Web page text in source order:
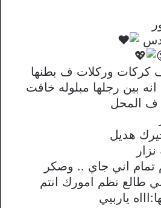
كركات وركلات ف بطنها
بين رجلها مبلوله خافت
ف المحل
هديل
تمام اني جاي .. وصكر
طالع نظم امورك انتم
ياربيي